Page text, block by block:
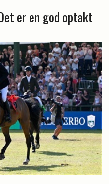
er en god optakt